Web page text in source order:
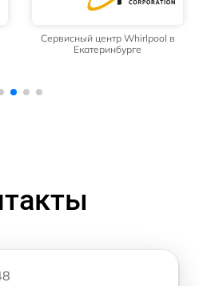
Сервисный центр Whirlpool в
Екатеринбурге